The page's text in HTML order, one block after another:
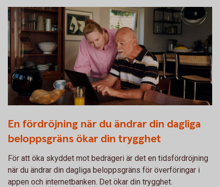
En fördröjning när du ändrar din dagliga
beloppsgräns ökar din trygghet
För att öka skyddet mot bedrägeri är det en tidsfördröjning
när du ändrar din dagliga beloppsgräns för överföringar i
appen och internetbanken. Det ökar din trygghet.